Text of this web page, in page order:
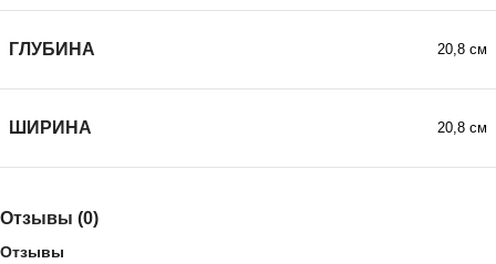
ГЛУБИНА 20,8 см
ШИРИНА 20,8 см
Отзывы (0)
Отзывы